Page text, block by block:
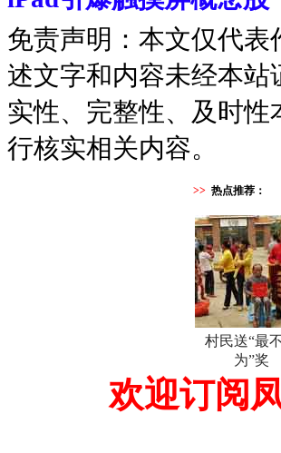
免责声明：本文仅代
述文字和内容未经本
实性、完整性、及时
行核实相关内容。
>> 热点推荐：
村民送“最
为”奖
欢迎订阅